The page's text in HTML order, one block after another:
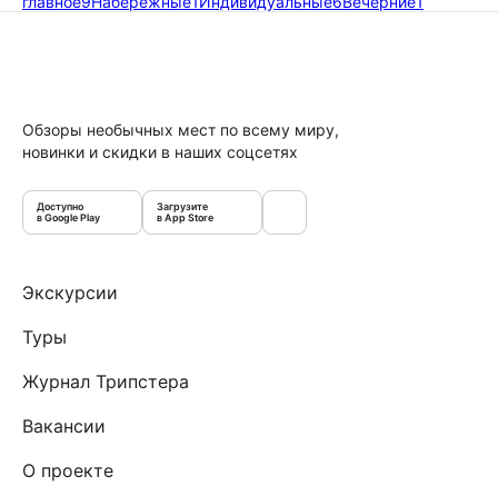
Обзоры необычных мест по всему миру,
новинки и скидки в наших соцсетях
Доступно
в Google Play
Загрузите
в App Store
Экскурсии
Туры
Журнал Трипстера
Вакансии
О проекте